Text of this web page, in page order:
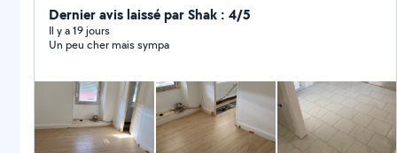
/ béton / tout type de grava / nous avons tout le
matériel nécessaire pour plus d'informations n'hésitez
pas à me contacter merci cordialement
Dernier avis laissé par Shak : 4/5
Il y a 19 jours
Un peu cher mais sympa